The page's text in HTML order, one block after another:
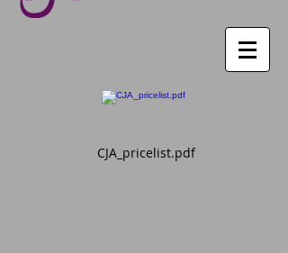
CJA_pricelist.pdf